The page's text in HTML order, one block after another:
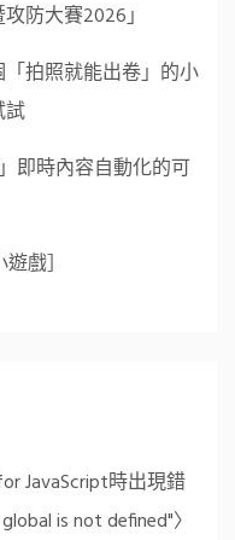
防大賽2026」
拍照就能出卷」的小
試
即時內容自動化的可
戲］
JavaScript時出現錯
is not defined"〉